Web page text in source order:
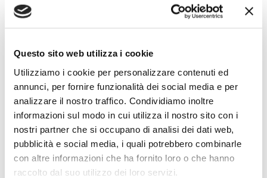
Questo sito web utilizza i cookie
Utilizziamo i cookie per personalizzare contenuti ed
annunci, per fornire funzionalità dei social media e per
analizzare il nostro traffico. Condividiamo inoltre
informazioni sul modo in cui utilizza il nostro sito con i
nostri partner che si occupano di analisi dei dati web,
pubblicità e social media, i quali potrebbero combinarle
con altre informazioni che ha fornito loro o che hanno
raccolto dal suo utilizzo dei loro servizi.
digital marketing website
E-commerce di piante: un
ecosistema di valori